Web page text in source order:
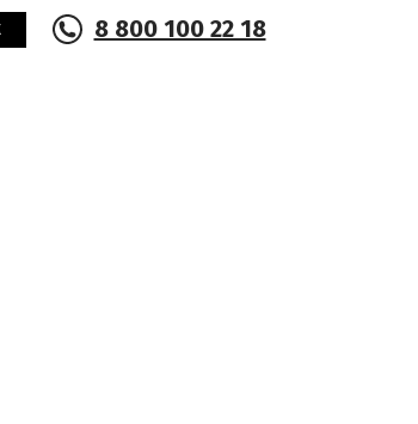
8 800 100 22 18